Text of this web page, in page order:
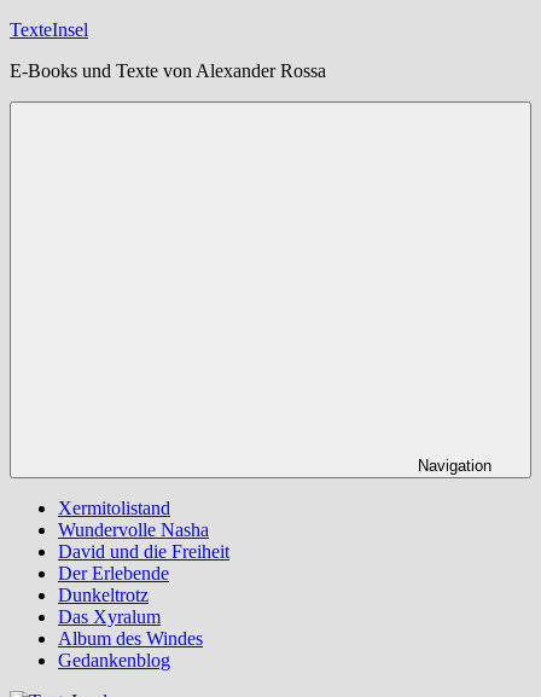
Zum
springen
TexteInsel
E-Books und Texte von Alexander Rossa
Navigation
Xermitolistand
Wundervolle Nasha
David und die Freiheit
Der Erlebende
Dunkeltrotz
Das Xyralum
Album des Windes
Gedankenblog